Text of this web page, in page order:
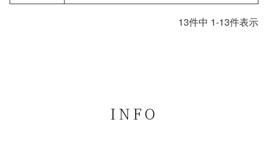
13件中 1-13件表示
INFO